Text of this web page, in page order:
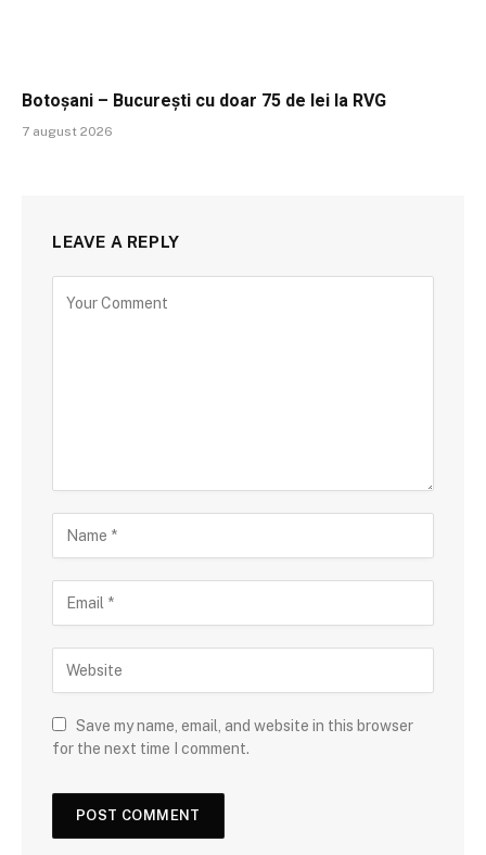
Botoșani – București cu doar 75 de lei la RVG
7 august 2026
LEAVE A REPLY
Save my name, email, and website in this browser
for the next time I comment.